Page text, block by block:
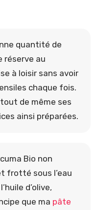
quantité de
réserve au
à loisir sans avoir
chaque fois.
tout de même ses
ainsi préparées.
Bio non
frotté sous l’eau
d’olive,
que ma pâte